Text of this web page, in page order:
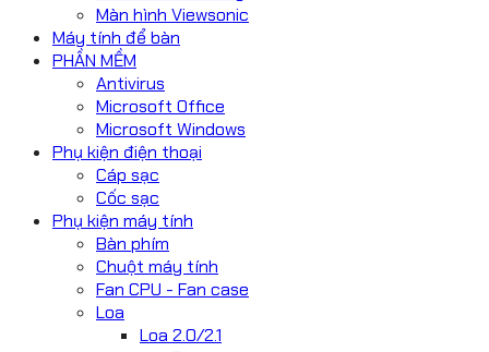
Màn hình Viewsonic
Máy tính để bàn
PHẦN MỀM
Antivirus
Microsoft Office
Microsoft Windows
Phụ kiện điện thoại
Cáp sạc
Cốc sạc
Phụ kiện máy tính
Bàn phím
Chuột máy tính
Fan CPU - Fan case
Loa
Loa 2.0/2.1